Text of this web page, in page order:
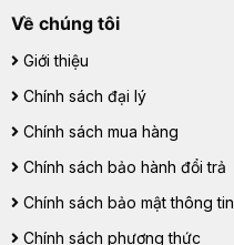
Về chúng tôi
Giới thiệu
Chính sách đại lý
Chính sách mua hàng
Chính sách bảo hành đổi trả
Chính sách bảo mật thông tin
Chính sách phương thức